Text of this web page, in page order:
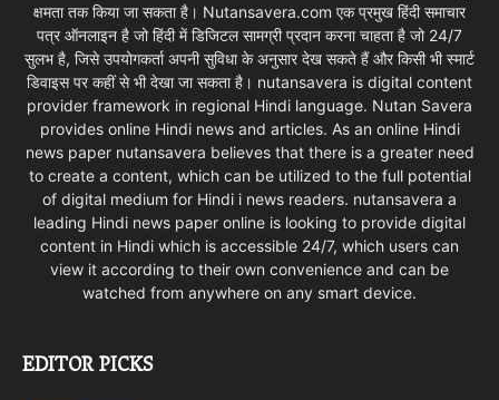
क्षमता तक किया जा सकता है। Nutansavera.com एक प्रमुख हिंदी समाचार
पत्र ऑनलाइन है जो हिंदी में डिजिटल सामग्री प्रदान करना चाहता है जो 24/7
सुलभ है, जिसे उपयोगकर्ता अपनी सुविधा के अनुसार देख सकते हैं और किसी भी स्मार्ट
डिवाइस पर कहीं से भी देखा जा सकता है। nutansavera is digital content
provider framework in regional Hindi language. Nutan Savera
provides online Hindi news and articles. As an online Hindi
news paper nutansavera believes that there is a greater need
to create a content, which can be utilized to the full potential
of digital medium for Hindi i news readers. nutansavera a
leading Hindi news paper online is looking to provide digital
content in Hindi which is accessible 24/7, which users can
view it according to their own convenience and can be
watched from anywhere on any smart device.
EDITOR PICKS